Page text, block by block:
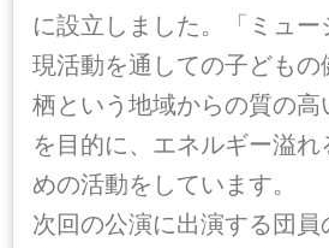
に設立しました。「ミュー
現活動を通しての子どもの
栖という地域からの質の高
を目的に、エネルギー溢れ
めの活動をしています。
次回の公演に出演する団員